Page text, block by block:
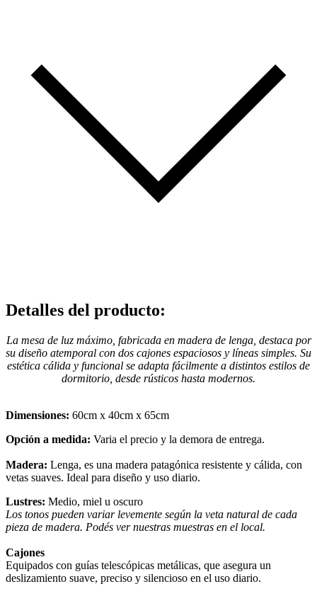
Detalles del producto:
La mesa de luz máximo, fabricada en madera de lenga, destaca por
su diseño atemporal con dos cajones espaciosos y líneas simples. Su
estética cálida y funcional se adapta fácilmente a distintos estilos de
dormitorio, desde rústicos hasta modernos.
Dimensiones: 60cm x 40cm x 65cm
Opción a medida: Varia el precio y la demora de entrega.
Madera: Lenga, es una madera patagónica resistente y cálida, con
vetas suaves. Ideal para diseño y uso diario.
Lustres: Medio, miel u oscuro
Los tonos pueden variar levemente según la veta natural de cada
pieza de madera. Podés ver nuestras muestras en el local.
Cajones
Equipados con guías telescópicas metálicas, que asegura un
deslizamiento suave, preciso y silencioso en el uso diario.